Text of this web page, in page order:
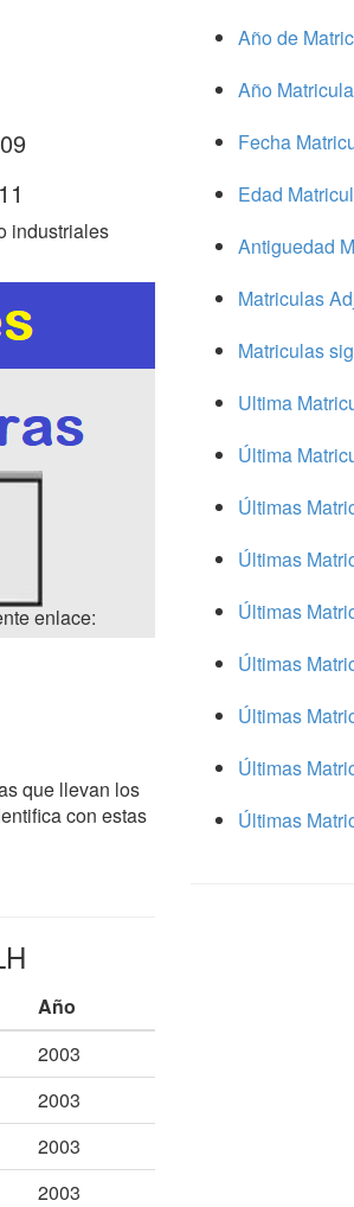
industriales
enlace:
que llevan los
con estas
Año
2003
2003
2003
2003
Año de
Año
Fecha
Edad
Antiguedad
Matriculas
Matriculas
Ultima
Última
Últimas
Últimas
Últimas
Últimas
Últimas
Últimas
Últimas